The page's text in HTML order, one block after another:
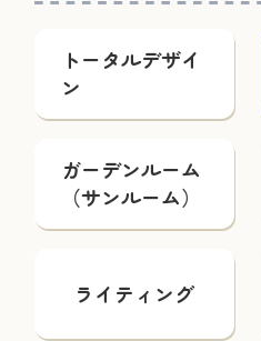
トータルデザイ
ン
ガーデンルーム
（サンルーム）
ライティング